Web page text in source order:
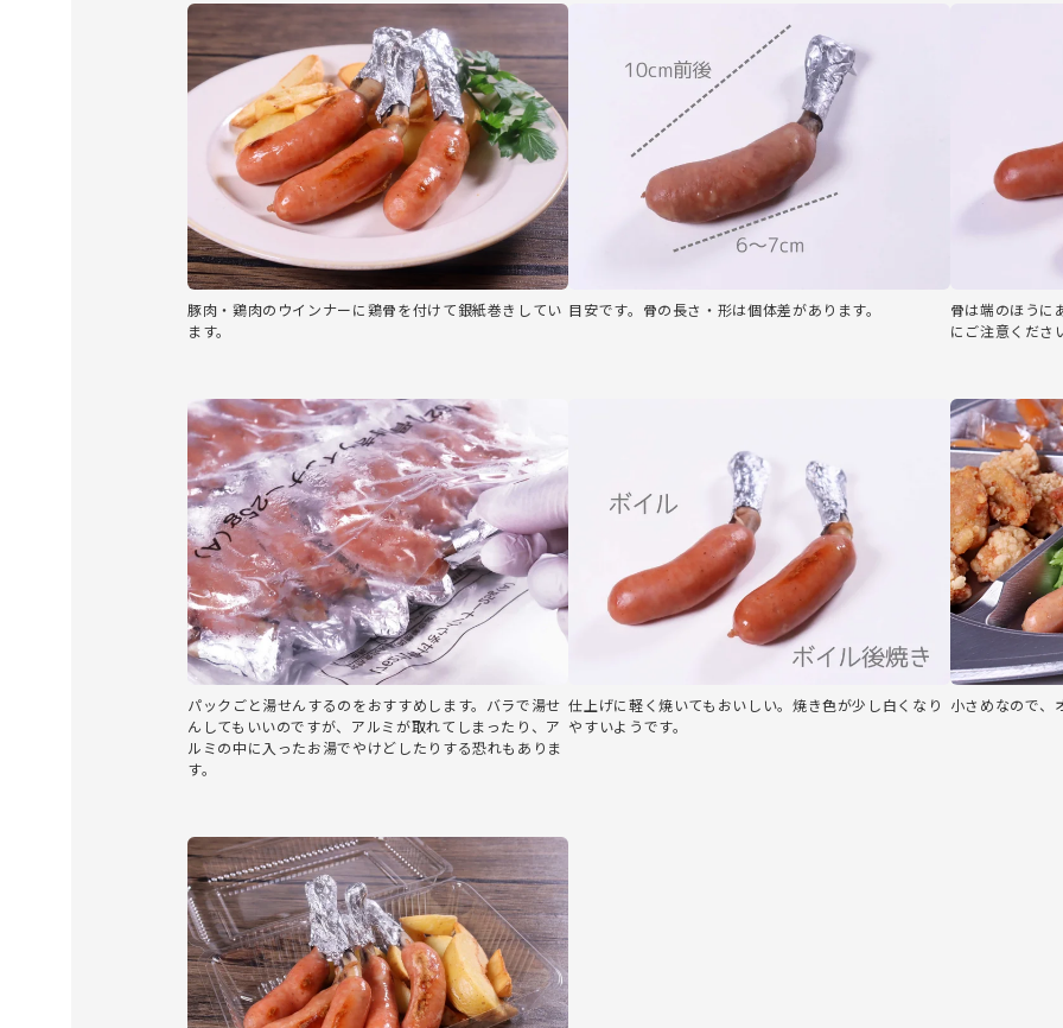
豚肉・鶏肉のウインナーに鶏骨を付けて銀紙巻きしてい
ます。
目安です。骨の長さ・形は個体差があります。
骨は端のほうに
にご注意くださ
パックごと湯せんするのをおすすめします。バラで湯せ
んしてもいいのですが、アルミが取れてしまったり、ア
ルミの中に入ったお湯でやけどしたりする恐れもありま
す。
仕上げに軽く焼いてもおいしい。焼き色が少し白くなり
やすいようです。
小さめなので、